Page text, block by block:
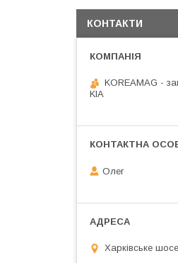
КОНТАКТИ
KOREAMAG -
KIA
Олег
Харківське